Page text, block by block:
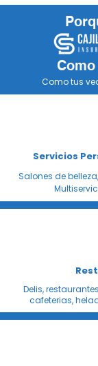
Como tus
Servicios
Salones de
Delis,
cafeterias,